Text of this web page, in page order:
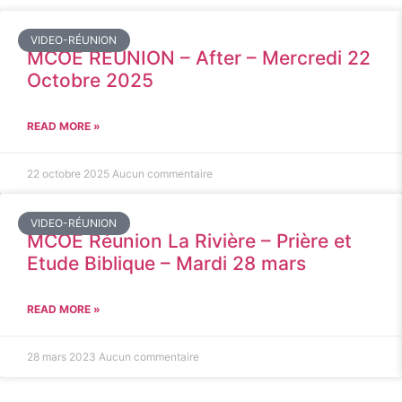
VIDEO-RÉUNION
MCOE REUNION – After – Mercredi 22
Octobre 2025
READ MORE »
22 octobre 2025 Aucun commentaire
VIDEO-RÉUNION
MCOE Réunion La Rivière – Prière et
Etude Biblique – Mardi 28 mars
READ MORE »
28 mars 2023 Aucun commentaire